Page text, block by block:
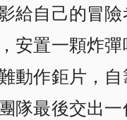
給自己的冒
安置一顆炸
動作鉅片，
隊最後交出